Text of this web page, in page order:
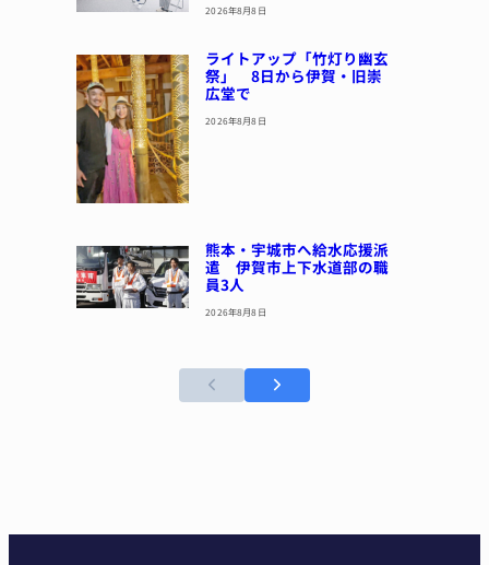
2026年8月8日
ライトアップ「竹灯り幽玄
祭」 8日から伊賀・旧崇
広堂で
2026年8月8日
熊本・宇城市へ給水応援派
遣 伊賀市上下水道部の職
員3人
2026年8月8日